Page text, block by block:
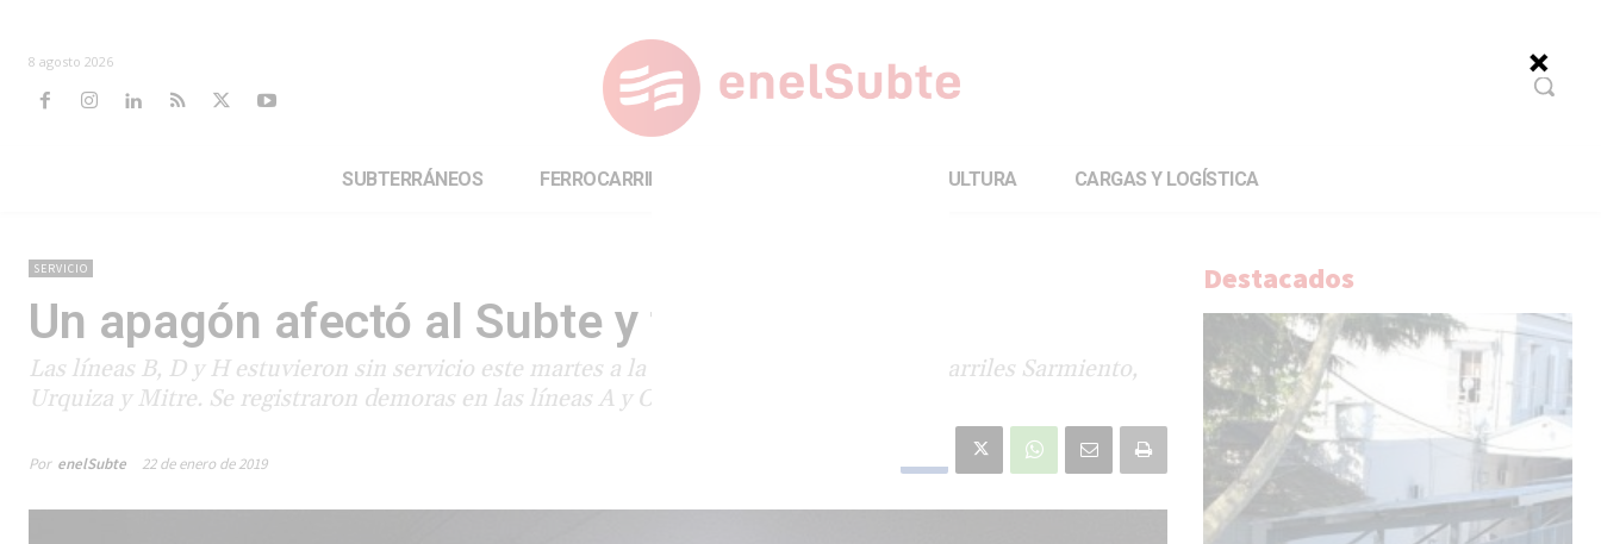
8 agosto 2026
SUBTERRÁNEOS FERROCARRILES CULTURA CARGAS Y LOGÍSTICA
SERVICIO
Un apagón afectó al Subte y ferrocarriles
Las líneas B, D y H estuvieron sin servicio este martes a la tarde, al igual que los ferrocarriles Sarmiento,
Urquiza y Mitre. Se registraron demoras en las líneas A y C
Por enelSubte 22 de enero de 2019
Destacados